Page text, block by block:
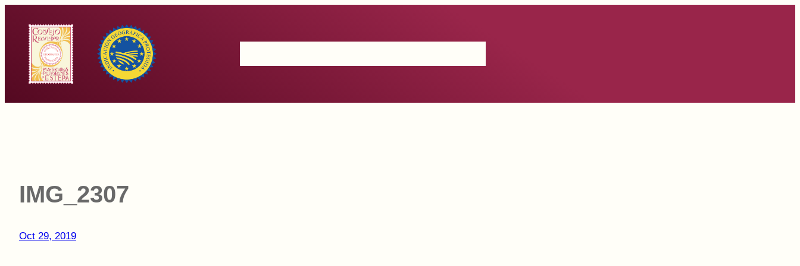
contenido
IMG_2307
Oct 29, 2019